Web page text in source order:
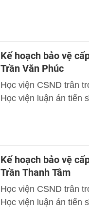
Kế hoạch bảo vệ
Trần Văn Phúc
Học viện CSND trân
Học viện luận án tiến
Kế hoạch bảo vệ
Trần Thanh Tâm
Học viện CSND trân
Học viện luận án tiến